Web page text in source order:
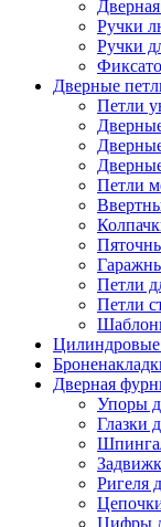
Ручки
Ручки
Дверные
Петли
Петли
Петли
Петли
Дверная
Упоры
Глазки
Ригеля
Цифры